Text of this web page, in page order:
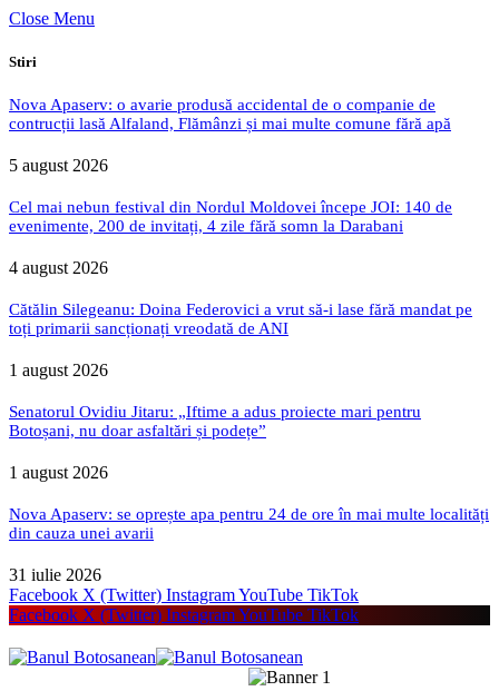
Close Menu
Stiri
Nova Apaserv: o avarie produsă accidental de o companie de
contrucții lasă Alfaland, Flămânzi și mai multe comune fără apă
5 august 2026
Cel mai nebun festival din Nordul Moldovei începe JOI: 140 de
evenimente, 200 de invitați, 4 zile fără somn la Darabani
4 august 2026
Cătălin Silegeanu: Doina Federovici a vrut să-i lase fără mandat pe
toți primarii sancționați vreodată de ANI
1 august 2026
Senatorul Ovidiu Jitaru: „Iftime a adus proiecte mari pentru
Botoșani, nu doar asfaltări și podețe”
1 august 2026
Nova Apaserv: se oprește apa pentru 24 de ore în mai multe localități
din cauza unei avarii
31 iulie 2026
Facebook X (Twitter) InstagramYouTube TikTok
Facebook X (Twitter) InstagramYouTube TikTok